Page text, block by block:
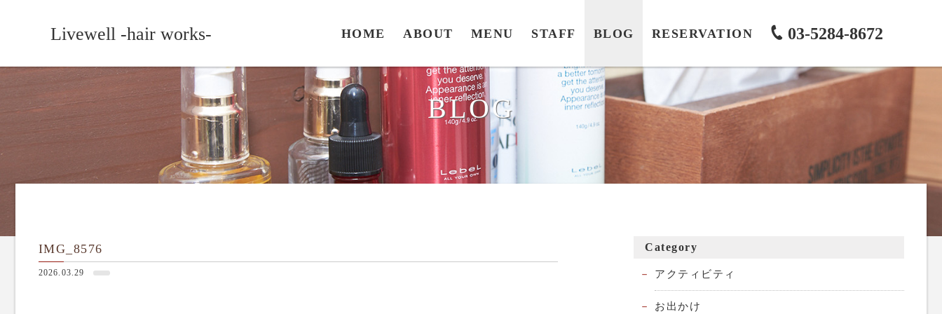
Livewell -hair works- HOME ABOUT MENU STAFF BLOG RESERVATION 03-5284-8672
BLOG
IMG_8576
2026.03.29
Category
アクティビティ
お出かけ